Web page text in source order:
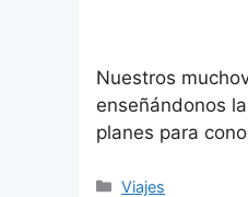
Nuestros
enseñándonos
planes para
Categorías
Viajes